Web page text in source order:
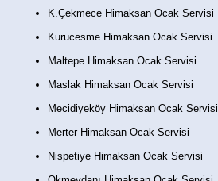
K.Çekmece Himaksan Ocak Servisi
Kurucesme Himaksan Ocak Servisi
Maltepe Himaksan Ocak Servisi
Maslak Himaksan Ocak Servisi
Mecidiyeköy Himaksan Ocak Servisi
Merter Himaksan Ocak Servisi
Nispetiye Himaksan Ocak Servisi